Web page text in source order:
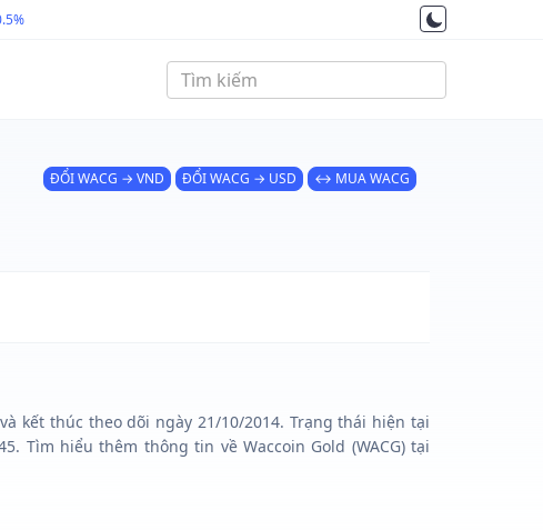
ĐỔI WACG → VND ĐỔI WACG → USD ↔ MUA WACG
kết thúc theo dõi ngày 21/10/2014. Trạng thái hiện tại
Tìm hiểu thêm thông tin về Waccoin Gold (WACG) tại